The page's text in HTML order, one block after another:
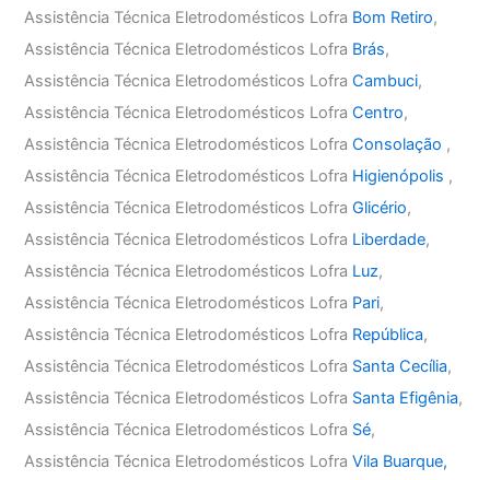
Assistência Técnica Eletrodomésticos Lofra Bom Retiro,
Assistência Técnica Eletrodomésticos Lofra Brás,
Assistência Técnica Eletrodomésticos LofraCambuci,
Assistência Técnica Eletrodomésticos LofraCentro,
Assistência Técnica Eletrodomésticos LofraConsolação ,
Assistência Técnica Eletrodomésticos Lofra Higienópolis ,
Assistência Técnica Eletrodomésticos LofraGlicério,
Assistência Técnica Eletrodomésticos Lofra Liberdade,
Assistência Técnica Eletrodomésticos Lofra Luz,
Assistência Técnica Eletrodomésticos Lofra Pari,
Assistência Técnica Eletrodomésticos Lofra República,
Assistência Técnica Eletrodomésticos Lofra Santa Cecília,
Assistência Técnica Eletrodomésticos Lofra Santa Efigênia,
Assistência Técnica Eletrodomésticos Lofra Sé,
Assistência Técnica Eletrodomésticos LofraVila Buarque,